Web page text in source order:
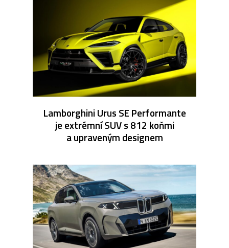
Lamborghini Urus SE Performante
je extrémní SUV s 812 koňmi
a upraveným designem